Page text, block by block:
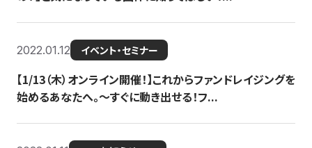
2022.01.12 イベント・セミナー
【1/13（木）オンライン開催！】これからファンドレイジングを
始めるあなたへ。〜すぐに動き出せる！フ...